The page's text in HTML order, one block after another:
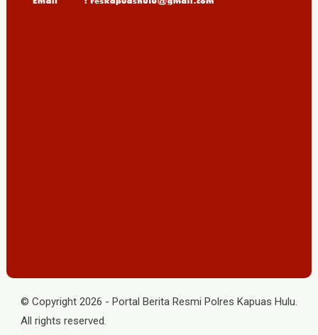
© Copyright 2026 - Portal Berita Resmi Polres Kapuas Hulu.
All rights reserved.